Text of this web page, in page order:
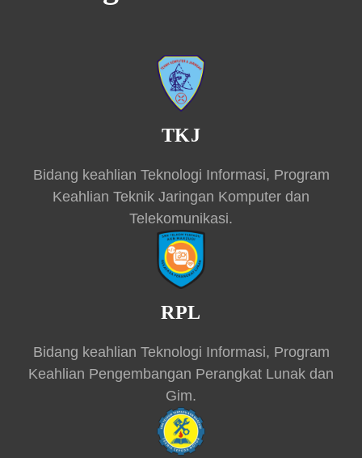
TKJ
Bidang keahlian Teknologi Informasi, Program
Keahlian Teknik Jaringan Komputer dan
Telekomunikasi.
RPL
Bidang keahlian Teknologi Informasi, Program
Keahlian Pengembangan Perangkat Lunak dan
Gim.